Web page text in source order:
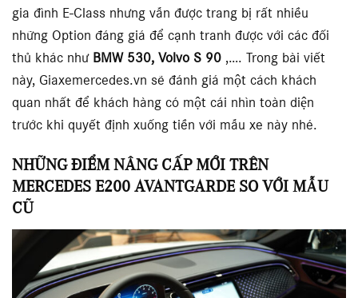
gia đình E-Class nhưng vẫn được trang bị rất nhiều
những Option đáng giá để cạnh tranh được với các đối
thủ khác như BMW 530, Volvo S 90 ,…. Trong bài viết
này, Giaxemercedes.vn sẽ đánh giá một cách khách
quan nhất để khách hàng có một cái nhìn toàn diện
trước khi quyết định xuống tiền với mẫu xe này nhé.
NHỮNG ĐIỂM NÂNG CẤP MỚI TRÊN
MERCEDES E200 AVANTGARDE SO VỚI MẪU
CŨ